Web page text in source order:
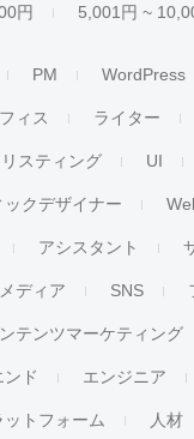
円 5,001円 ~
PM WordPress
ィス ライター
リスティング UI
ックデザイナー
アシスタント
ディア SNS
テンツマーケティング
ド エンジニア
ットフォーム 人材